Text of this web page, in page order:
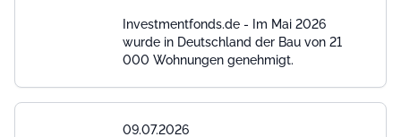
Investmentfonds.de - Im Mai 2026
wurde in Deutschland der Bau von 21
000 Wohnungen genehmigt.
09.07.2026